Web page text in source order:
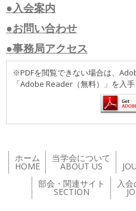
●入会案内
●お問い合わせ
●事務局アクセス
※PDFを閲覧できない場合は、
「Adobe Reader（無料）」を入手
ホーム
HOME
当学会について
ABOUT US
部会・関連サイト
SECTION
入